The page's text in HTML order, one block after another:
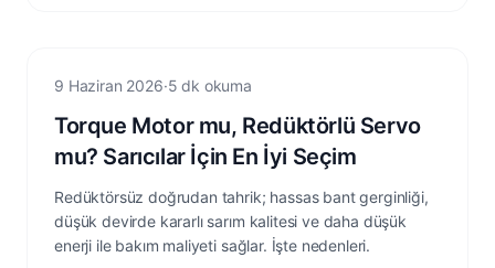
Torque Motor
9 Haziran 2026·5 dk okuma
Torque Motor mu, Redüktörlü Servo
mu? Sarıcılar İçin En İyi Seçim
Redüktörsüz doğrudan tahrik; hassas bant gerginliği,
düşük devirde kararlı sarım kalitesi ve daha düşük
enerji ile bakım maliyeti sağlar. İşte nedenleri.